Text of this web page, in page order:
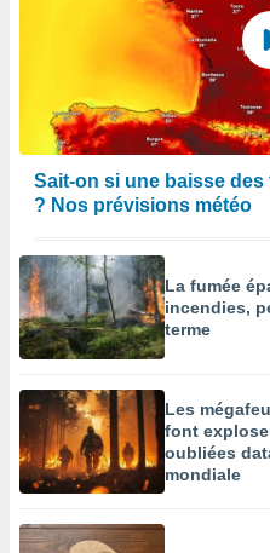
Sait-on si une baisse
? Nos prévisions météo
La fumée
incendies,
terme
Les
font
oubliées
mondiale